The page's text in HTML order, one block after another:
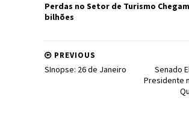
Perdas no Setor de Turismo Chegam
bilhões
Senado
Presidente
PREVIOUS
SInopse: 26 de Janeiro